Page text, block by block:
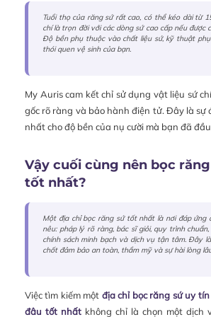
Tuổi thọ của răng sứ rất cao, có thể kéo dài từ
chí là trọn đời với các dòng sứ cao cấp nếu được
Độ bền phụ thuộc vào chất liệu sứ, kỹ thuật
thói quen vệ sinh của bạn.
My Auris cam kết chỉ sử dụng vật liệu sứ
gốc rõ ràng và bảo hành điện tử. Đây là sự
nhất cho độ bền của nụ cười mà bạn đã
Vậy cuối cùng nên bọc
tốt nhất?
Một địa chỉ bọc răng sứ tốt nhất là nơi đáp ứng
nêu: pháp lý rõ ràng, bác sĩ giỏi, quy trình
chính sách minh bạch và dịch vụ tận tâm. Đây
chốt đảm bảo an toàn, thẩm mỹ và sự hài lòng
Việc tìm kiếm một địa chỉ bọc răng sứ uy tín
đâu tốt nhất không chỉ là chọn một dịch